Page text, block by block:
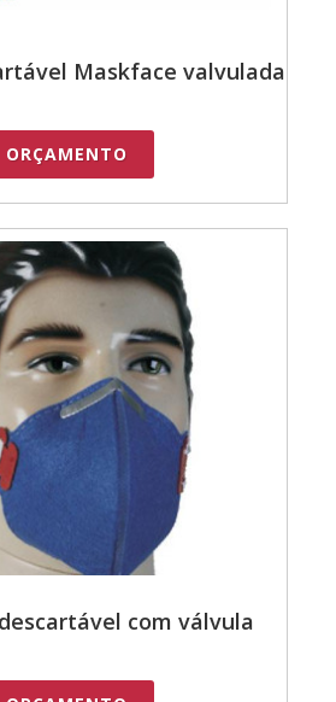
Maskface valvulada
ORÇAMENTO
com válvula